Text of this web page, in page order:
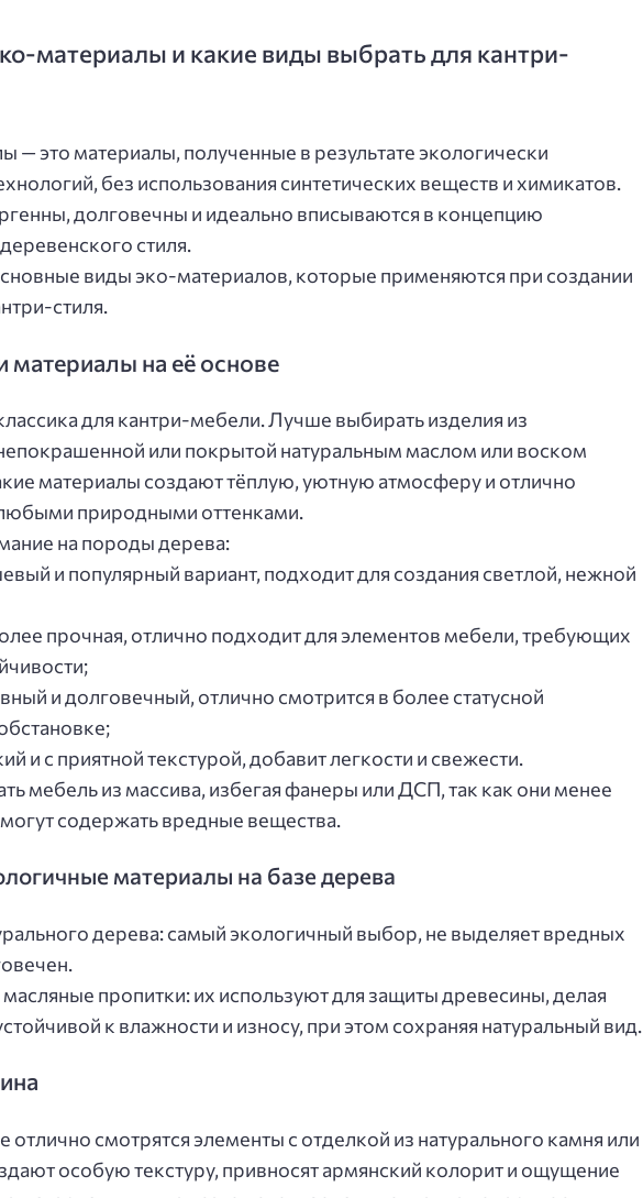
материалы и какие виды выбрать для кантри-
— это материалы, полученные в результате экологически
без использования синтетических веществ и химикатов.
долговечны и идеально вписываются в концепцию
стиля.
виды эко-материалов, которые применяются при создании
стиля.
материалы на её основе
для кантри-мебели. Лучше выбирать изделия из
или покрытой натуральным маслом или воском
материалы создают тёплую, уютную атмосферу и отлично
природными оттенками.
на породы дерева:
и популярный вариант, подходит для создания светлой, нежной
прочная, отлично подходит для элементов мебели, требующих
и долговечный, отлично смотрится в более статусной
и с приятной текстурой, добавит легкости и свежести.
мебель из массива, избегая фанеры или ДСП, так как они менее
содержать вредные вещества.
материалы на базе дерева
дерева: самый экологичный выбор, не выделяет вредных
пропитки: их используют для защиты древесины, делая
к влажности и износу, при этом сохраняя натуральный вид.
отлично смотрятся элементы с отделкой из натурального камня или
особую текстуру, привносят армянский колорит и ощущение